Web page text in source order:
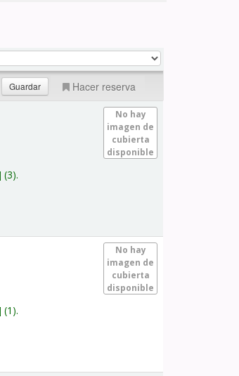
Hacer reserva
No hay
imagen de
cubierta
disponible
(3).
No hay
imagen de
cubierta
disponible
(1).